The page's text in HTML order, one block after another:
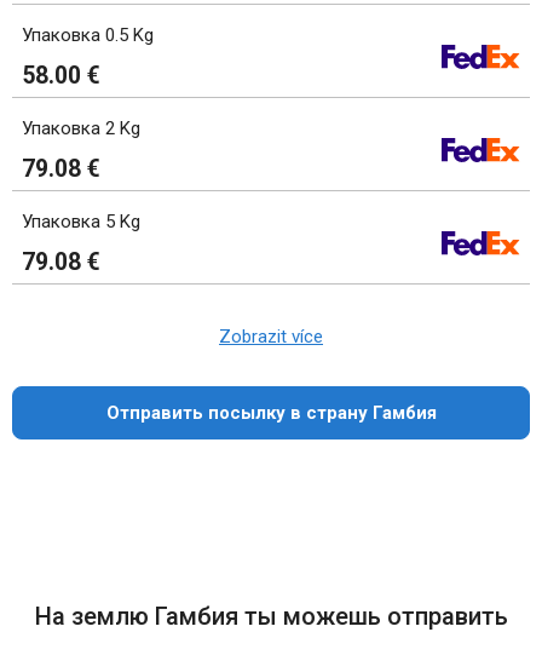
Упаковка 0.5 Kg
58.00 €
Упаковка 2 Kg
79.08 €
Упаковка 5 Kg
79.08 €
Zobrazit více
Отправить посылку в страну Гамбия
На землю Гамбия ты можешь отправить